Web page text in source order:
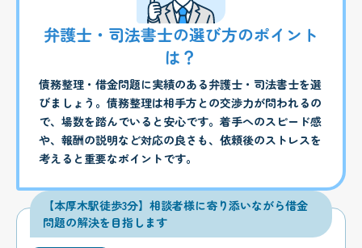
弁護士・司法書士の選び方のポイント
は？
債務整理・借金問題に実績のある弁護士・司法書士を選
びましょう。債務整理は相手方との交渉力が問われるの
で、場数を踏んでいると安心です。着手へのスピード感
や、報酬の説明など対応の良さも、依頼後のストレスを
考えると重要なポイントです。
【本厚木駅徒歩3分】相談者様に寄り添いながら借金
問題の解決を目指します